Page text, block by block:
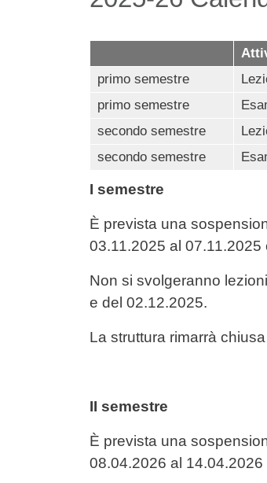
primo semestre
primo semestre
secondo semestre
secondo semestre
I semestre
È prevista una
03.11.2025 al 07.11.2025
Non si svolgeranno
e del 02.12.2025.
La struttura rimarrà
II semestre
È prevista una
08.04.2026 al 14.04.2026